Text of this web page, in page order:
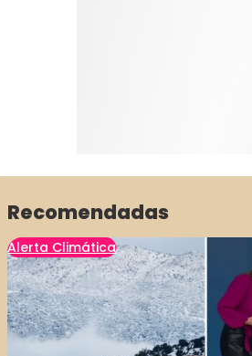
Recomendadas
Alerta Climática